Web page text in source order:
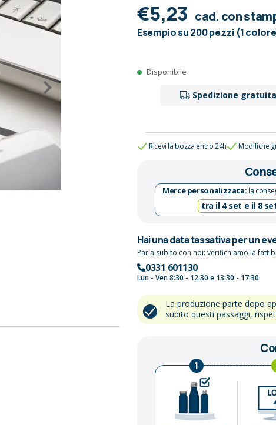
€5,23 cad. con
Esempio su 200 pezzi (1
Disponibile
Spedizione gratuita
Ricevi la bozza entro 24h Modifiche
Merce personalizzata:la
tra il 4 set e il 8
Hai una data tassativa per un
Parla subito con noi: verifichiamo la
0331 601130
Lun - Ven 8:30 - 12:30 e 13:30 - 17:30
La produzione parte dopo
subito questi passaggi,
1